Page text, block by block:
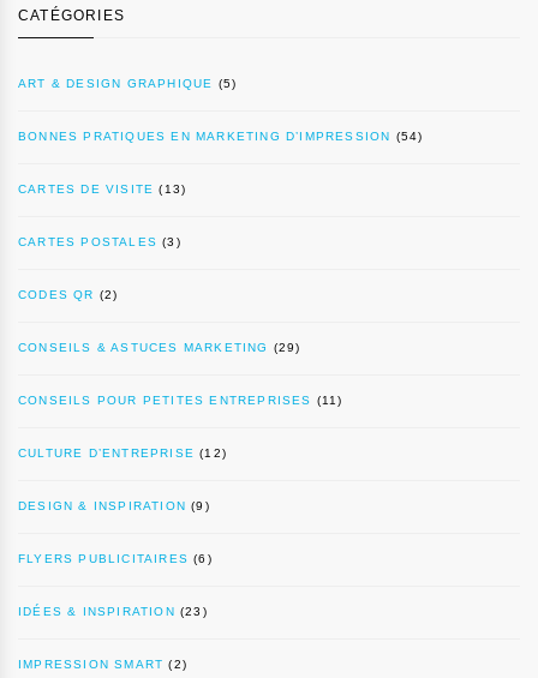
CATÉGORIES
ART & DESIGN GRAPHIQUE (5)
BONNES PRATIQUES EN MARKETING D’IMPRESSION (54)
CARTES DE VISITE (13)
CARTES POSTALES (3)
CODES QR (2)
CONSEILS & ASTUCES MARKETING (29)
CONSEILS POUR PETITES ENTREPRISES (11)
CULTURE D’ENTREPRISE (12)
DESIGN & INSPIRATION (9)
FLYERS PUBLICITAIRES (6)
IDÉES & INSPIRATION (23)
IMPRESSION SMART (2)